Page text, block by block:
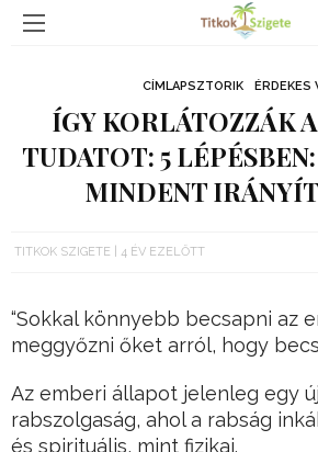
CÍMLAPSZTORIK ÉRDEKES
ÍGY KORLÁTOZZÁK
TUDATOT: 5
MINDENT
TITKOK SZIGETE 4 ÉV EZELŐTT
“Sokkal könnyebb becsapni az
meggyőzni őket arról, hogy
Az emberi állapot jelenleg egy
rabszolgaság, ahol a rabság
és spirituális, mint fizikai.